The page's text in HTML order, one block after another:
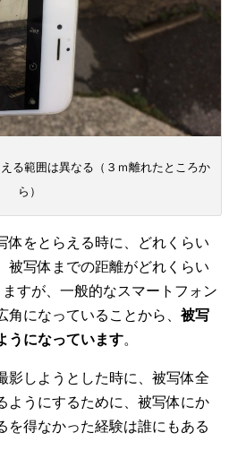
る範囲は異なる（３ｍ離れたところか
ら）
体をとらえる時に、どれくらい
被写体までの距離がどれくらい
すが、一般的なスマートフォン
になっていることから、 被写
うになっています。
影しようとした時に、被写体全
ようにするために、被写体にか
を得なかった経験は誰にもある